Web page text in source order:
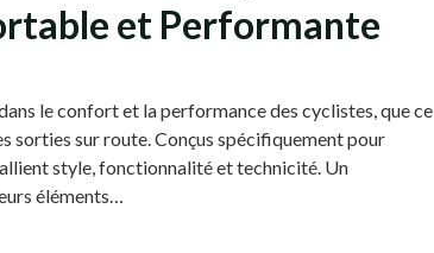
et Performante
le confort et la performance des cyclistes, que ce
sorties sur route. Conçus spécifiquement pour
style, fonctionnalité et technicité. Un
éléments…